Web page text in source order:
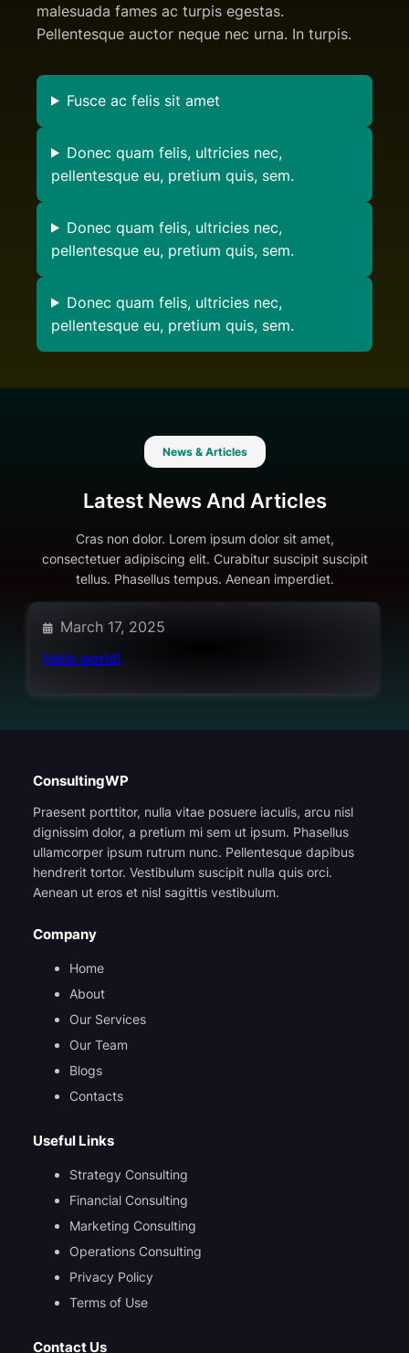
malesuada fames ac turpis egestas.
Pellentesque auctor neque nec urna. In turpis.
Fusce ac felis sit amet
Donec quam felis, ultricies nec,
pellentesque eu, pretium quis, sem.
Donec quam felis, ultricies nec,
pellentesque eu, pretium quis, sem.
Donec quam felis, ultricies nec,
pellentesque eu, pretium quis, sem.
News & Articles
Latest News And Articles
Cras non dolor. Lorem ipsum dolor sit amet,
consectetuer adipiscing elit. Curabitur suscipit suscipit
tellus. Phasellus tempus. Aenean imperdiet.
March 17, 2025
Hello world!
ConsultingWP
Praesent porttitor, nulla vitae posuere iaculis, arcu nisl
dignissim dolor, a pretium mi sem ut ipsum. Phasellus
ullamcorper ipsum rutrum nunc. Pellentesque dapibus
hendrerit tortor. Vestibulum suscipit nulla quis orci.
Aenean ut eros et nisl sagittis vestibulum.
Company
Home
About
Our Services
Our Team
Blogs
Contacts
Useful Links
Strategy Consulting
Financial Consulting
Marketing Consulting
Operations Consulting
Privacy Policy
Terms of Use
Contact Us